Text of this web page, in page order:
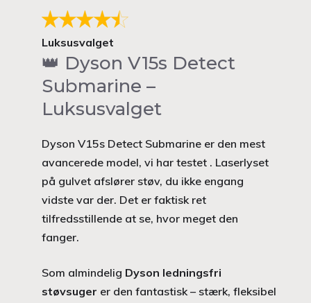
Luksusvalget
👑 Dyson V15s Detect
Submarine –
Luksusvalget
Dyson V15s Detect Submarine er den mest
avancerede model, vi har testet . Laserlyset
på gulvet afslører støv, du ikke engang
vidste var der. Det er faktisk ret
tilfredsstillende at se, hvor meget den
fanger.
Som almindelig Dyson ledningsfri
støvsuger er den fantastisk – stærk, fleksibel